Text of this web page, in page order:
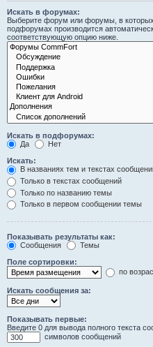
Искать в форумах:
Выберите форум или форумы, в
подфорумах производится
соответствующую опцию ниже.
Искать в подфорумах:
Да
Нет
Искать:
В названиях тем и текстах
Только в текстах сообщений
Только по названию темы
Только в первом сообщении темы
Показывать результаты как:
Сообщения
Темы
Поле сортировки:
по
Искать сообщения за:
Показывать первые:
Введите 0 для вывода полного текста
символов сообщений